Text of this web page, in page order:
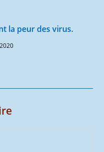
la peur des virus.